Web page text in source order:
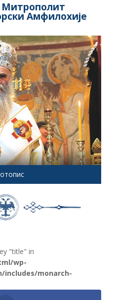
Амфилохије
"title" in
wp-
includes/monarch-